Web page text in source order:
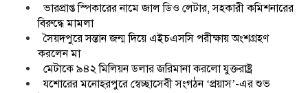
ভারপ্রাপ্ত স্পিকারের নামে জাল ডিও লেটার, সহকারী কমিশনারের
বিরুদ্ধে মামলা
সৈয়দপুরে সন্তান জন্ম দিয়ে এইচএসসি পরীক্ষায় অংশগ্রহণ
করলেন মা
মেটাকে ৯৪২ মিলিয়ন ডলার জরিমানা করলো যুক্তরাষ্ট্র
যশোরের মনোহরপুরে স্বেচ্ছাসেবী সংগঠন ‘প্রয়াস’-এর শুভ